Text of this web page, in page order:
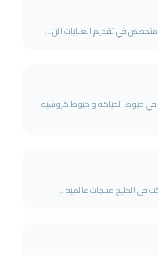
خيوط الحياكة و خيوط كروشيه
في الخليج منتجات عالمية ...